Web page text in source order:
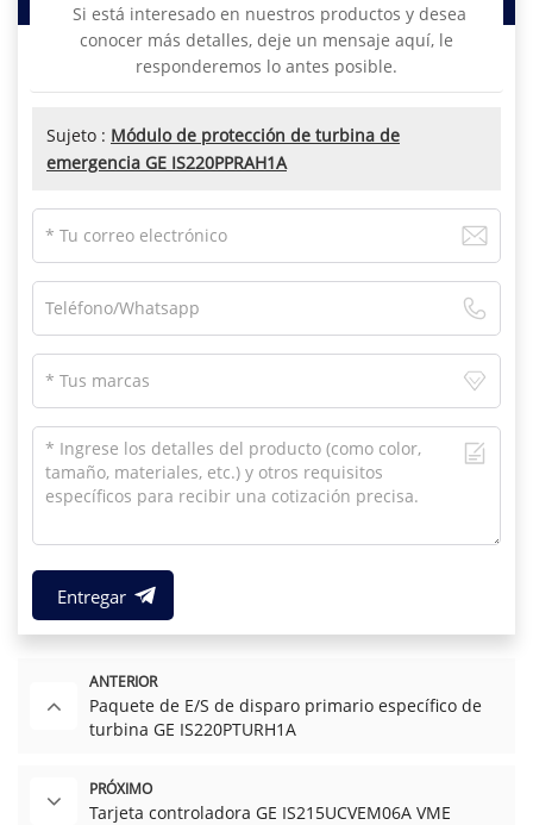
Si está interesado en nuestros productos y desea
conocer más detalles, deje un mensaje aquí, le
responderemos lo antes posible.
Sujeto : Módulo de protección de turbina de
emergencia GE IS220PPRAH1A
Entregar
ANTERIOR
Paquete de E/S de disparo primario específico de
turbina GE IS220PTURH1A
PRÓXIMO
Tarjeta controladora GE IS215UCVEM06A VME